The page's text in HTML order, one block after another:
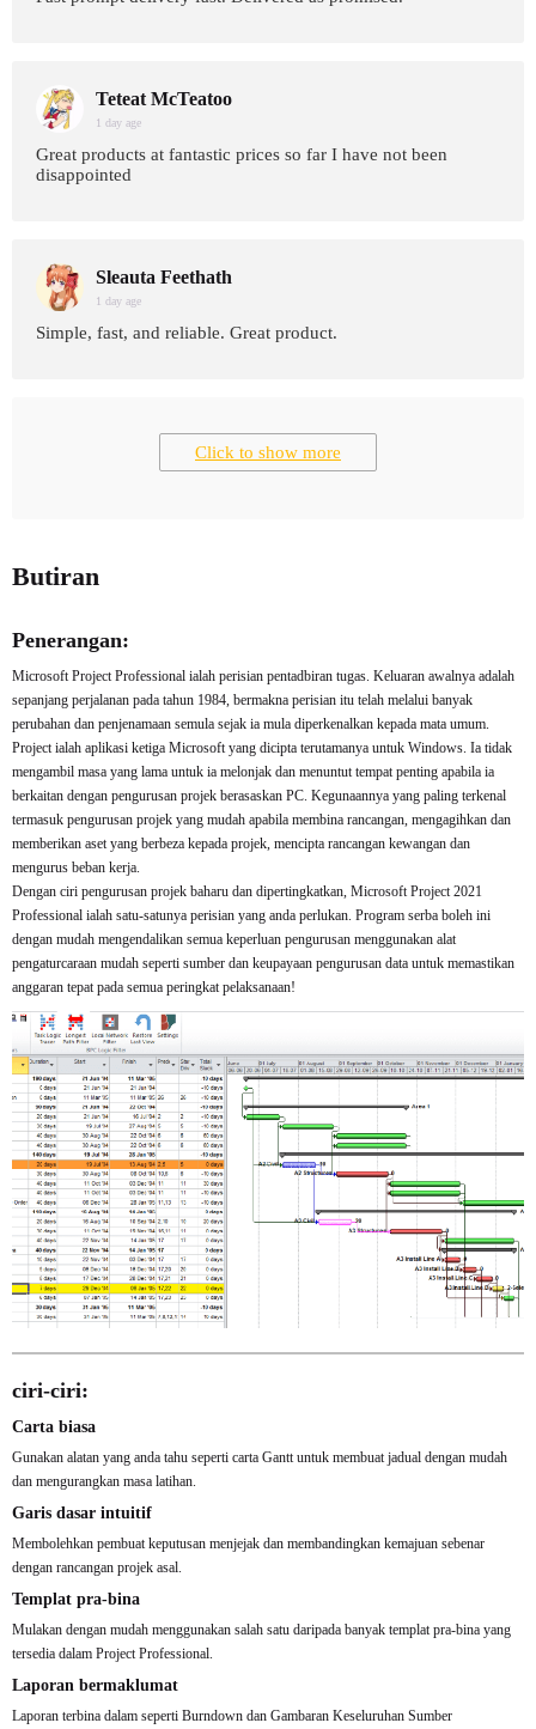
Teteat McTeatoo
1 day age
Great products at fantastic prices so far I have not been
disappointed
Sleauta Feethath
1 day age
Simple, fast, and reliable. Great product.
Click to show more
Butiran
Penerangan:
Microsoft Project Professional ialah perisian pentadbiran tugas. Keluaran awalnya adalah
sepanjang perjalanan pada tahun 1984, bermakna perisian itu telah melalui banyak
perubahan dan penjenamaan semula sejak ia mula diperkenalkan kepada mata umum.
Project ialah aplikasi ketiga Microsoft yang dicipta terutamanya untuk Windows. Ia tidak
mengambil masa yang lama untuk ia melonjak dan menuntut tempat penting apabila ia
berkaitan dengan pengurusan projek berasaskan PC. Kegunaannya yang paling terkenal
termasuk pengurusan projek yang mudah apabila membina rancangan, mengagihkan dan
memberikan aset yang berbeza kepada projek, mencipta rancangan kewangan dan
mengurus beban kerja.
Dengan ciri pengurusan projek baharu dan dipertingkatkan, Microsoft Project 2021
Professional ialah satu-satunya perisian yang anda perlukan. Program serba boleh ini
dengan mudah mengendalikan semua keperluan pengurusan menggunakan alat
pengaturcaraan mudah seperti sumber dan keupayaan pengurusan data untuk memastikan
anggaran tepat pada semua peringkat pelaksanaan!
ciri-ciri:
Carta biasa
Gunakan alatan yang anda tahu seperti carta Gantt untuk membuat jadual dengan mudah
dan mengurangkan masa latihan.
Garis dasar intuitif
Membolehkan pembuat keputusan menjejak dan membandingkan kemajuan sebenar
dengan rancangan projek asal.
Templat pra-bina
Mulakan dengan mudah menggunakan salah satu daripada banyak templat pra-bina yang
tersedia dalam Project Professional.
Laporan bermaklumat
Laporan terbina dalam seperti Burndown dan Gambaran Keseluruhan Sumber